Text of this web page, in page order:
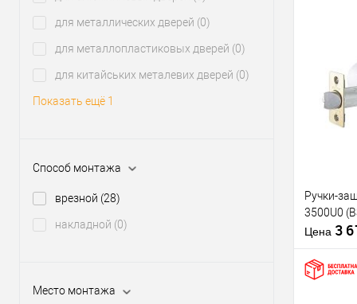
для металлических дверей (0)
для металлопластиковых дверей (0)
для китайських металевих дверей (0)
Показать ещё 1
Способ монтажа
врезной (28)
накладной (0)
Место монтажа
клик
В
Материал
Страна
Тип
Ручки-
3500U0
Цена 3